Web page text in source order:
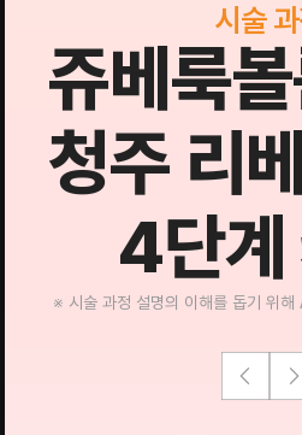
시술
쥬베룩
청주 리
4단계
※ 시술 과정 설명의 이해를 돕기 위해